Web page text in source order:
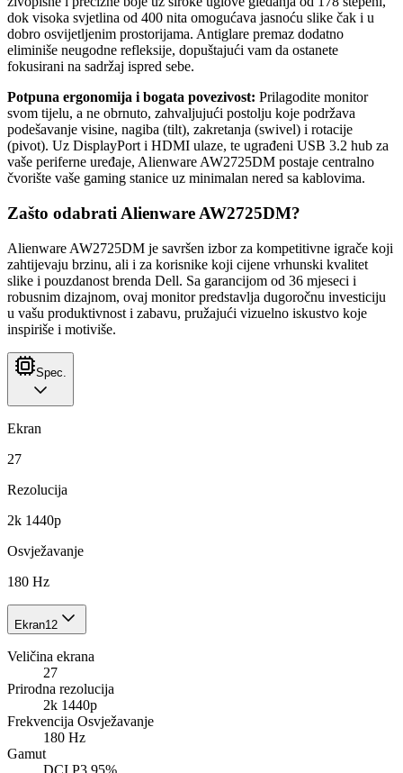
dok visoka svjetlina od 400 nita omogućava jasnoću slike čak i u
dobro osvijetljenim prostorijama. Antiglare premaz dodatno
eliminiše neugodne refleksije, dopuštajući vam da ostanete
fokusirani na sadržaj ispred sebe.
Potpuna ergonomija i bogata povezivost: Prilagodite monitor
svom tijelu, a ne obrnuto, zahvaljujući postolju koje podržava
podešavanje visine, nagiba (tilt), zakretanja (swivel) i rotacije
(pivot). Uz DisplayPort i HDMI ulaze, te ugrađeni USB 3.2 hub za
vaše periferne uređaje, Alienware AW2725DM postaje centralno
čvorište vaše gaming stanice uz minimalan nered sa kablovima.
Zašto odabrati Alienware AW2725DM?
Alienware AW2725DM je savršen izbor za kompetitivne igrače koji
zahtijevaju brzinu, ali i za korisnike koji cijene vrhunski kvalitet
slike i pouzdanost brenda Dell. Sa garancijom od 36 mjeseci i
robusnim dizajnom, ovaj monitor predstavlja dugoročnu investiciju
u vašu produktivnost i zabavu, pružajući vizuelno iskustvo koje
inspiriše i motiviše.
Spec.
Ekran
27
Rezolucija
2k 1440p
Osvježavanje
180 Hz
Ekran12
Veličina ekrana
27
Prirodna rezolucija
2k 1440p
Frekvencija Osvježavanje
180 Hz
Gamut
DCI P3 95%